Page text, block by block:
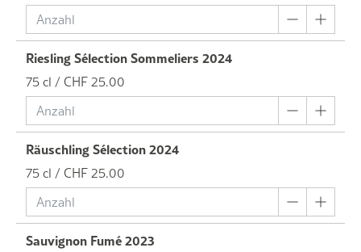
Riesling Sélection Sommeliers 2024
75 cl / CHF 25.00
Räuschling Sélection 2024
75 cl / CHF 25.00
Sauvignon Fumé 2023